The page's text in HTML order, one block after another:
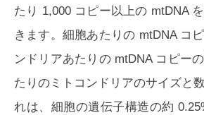
たり 1,000 コピー以上の mtDNA
きます。細胞あたりの mtDNA コ
ンドリアあたりの mtDNA コピー
たりのミトコンドリアのサイズと
れは、細胞の遺伝子構造の約